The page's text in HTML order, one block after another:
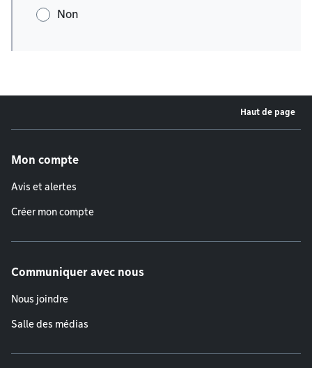
Non
Haut de page
Mon compte
Avis et alertes
Créer mon compte
Communiquer avec nous
Nous joindre
Salle des médias